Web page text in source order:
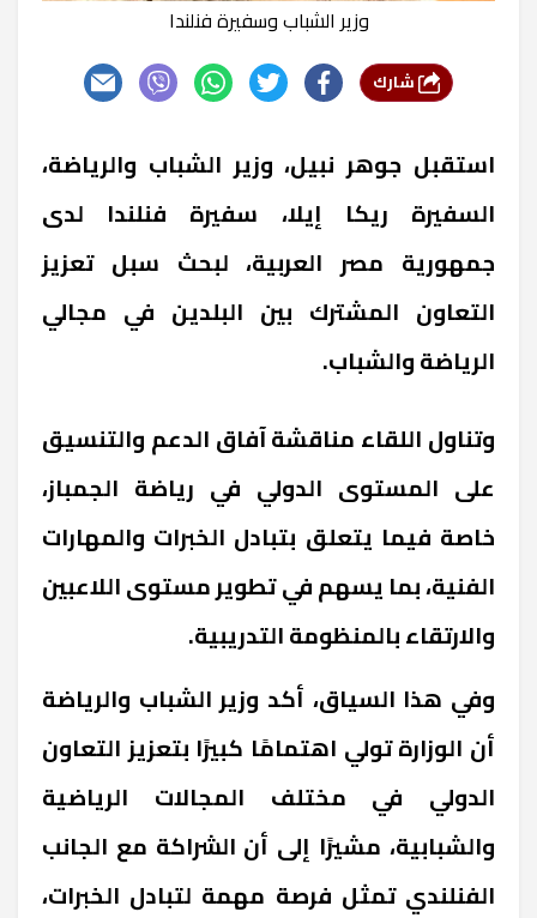
وزير الشباب وسفيرة فنلندا
استقبل جوهر نبيل، وزير الشباب والرياضة،
السفيرة ريكا إيلا، سفيرة فنلندا لدى
جمهورية مصر العربية، لبحث سبل تعزيز
التعاون المشترك بين البلدين في مجالي
الرياضة والشباب.
وتناول اللقاء مناقشة آفاق الدعم والتنسيق
على المستوى الدولي في رياضة الجمباز،
خاصة فيما يتعلق بتبادل الخبرات والمهارات
الفنية، بما يسهم في تطوير مستوى اللاعبين
والارتقاء بالمنظومة التدريبية.
وفي هذا السياق، أكد وزير الشباب والرياضة
أن الوزارة تولي اهتمامًا كبيرًا بتعزيز التعاون
الدولي في مختلف المجالات الرياضية
والشبابية، مشيرًا إلى أن الشراكة مع الجانب
الفنلندي تمثل فرصة مهمة لتبادل الخبرات،